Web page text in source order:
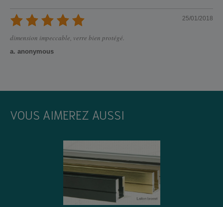
25/01/2018
dimension impeccable, verre bien protégé.
a. anonymous
VOUS AIMEREZ AUSSI